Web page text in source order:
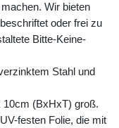
Wir bieten
oder frei zu
Bitte-Keine-
Stahl und
10cm (BxHxT) groß.
festen Folie, die mit